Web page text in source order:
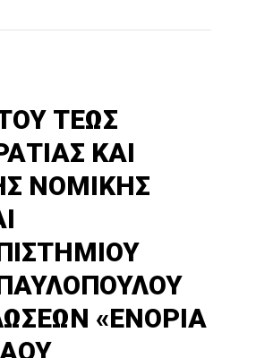
ΤΕΩΣ
ΚΑΙ
ΝΟΜΙΚΗΣ
«ΕΝΟΡΙΑ